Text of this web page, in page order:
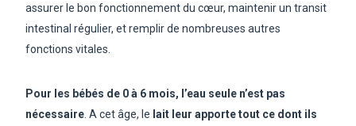
assurer le bon fonctionnement du cœur, maintenir un transit
intestinal régulier, et remplir de nombreuses autres
fonctions vitales.
Pour les bébés de 0 à 6 mois, l’eau seule n’est pas
nécessaire . A cet âge, le lait leur apporte tout ce dont ils